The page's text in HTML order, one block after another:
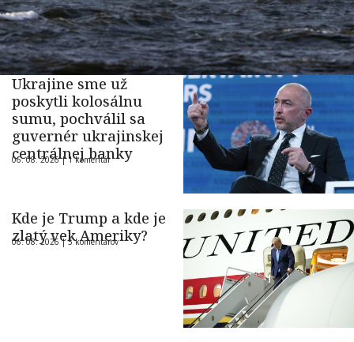
Ukrajine sme už
poskytli kolosálnu
sumu, pochválil sa
guvernér ukrajinskej
centrálnej banky
06. 08. 2026 |1 komentár
Kde je Trump a kde je
zlatý vek Ameriky?
06. 08. 2026 |5 komentárov